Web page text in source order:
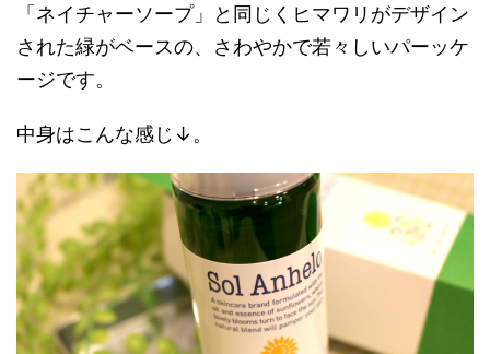
「ネイチャーソープ」と同じくヒマワリがデザイン
された緑がベースの、さわやかで若々しいパーッケ
ージです。
中身はこんな感じ↓。